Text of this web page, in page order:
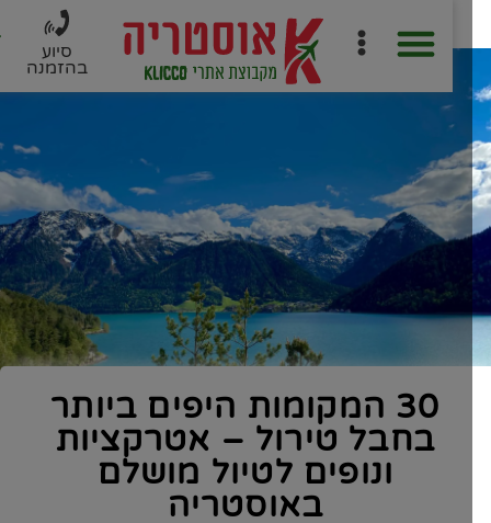
סיוע
בהזמנה
30 המקומות היפים ביותר
בחבל טירול – אטרקציות
ונופים לטיול מושלם
באוסטריה